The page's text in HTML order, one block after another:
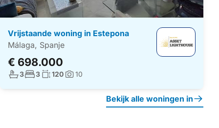
Vrijstaande woning in Estepona
Málaga, Spanje
€ 698.000
Aantal badkamers:
3Aantal slaapkamers:
3Woonoppervlakte:
120Foto's:
10
Bekijk alle woningen in